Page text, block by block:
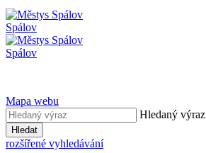
Spálov
Spálov
Mapa webu
Hledaný výraz
Hledat
rozšířené vyhledávání